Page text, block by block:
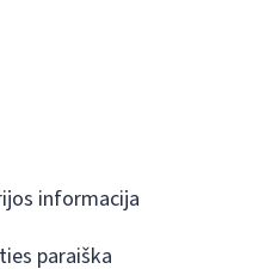
informacija
paraiška